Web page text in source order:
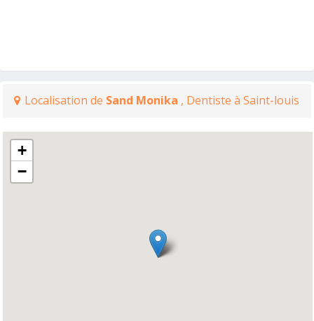
Localisation de Sand Monika , Dentiste à Saint-louis
+
−